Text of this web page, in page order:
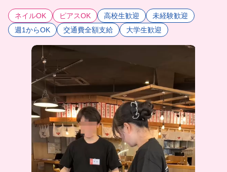
ネイルOK ピアスOK 高校生歓迎
未経験歓迎
週1からOK
交通費全額支給 大学生歓迎